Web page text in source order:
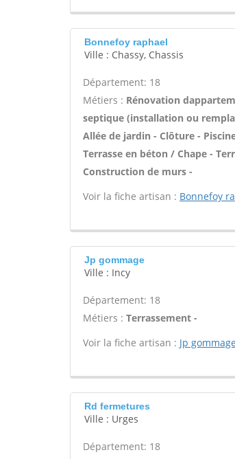
Bonnefoy raphael
Ville : Chassy, Chassis
Département: 18
Métiers : Rénovation
septique (installation ou
Allée de jardin - Clôture -
Terrasse en béton / Chape -
Construction de murs -
Voir la fiche artisan : Bonnefoy
Jp gommage
Ville : Incy
Département: 18
Métiers : Terrassement -
Voir la fiche artisan : Jp gommage
Rd fermetures
Ville : Urges
Département: 18